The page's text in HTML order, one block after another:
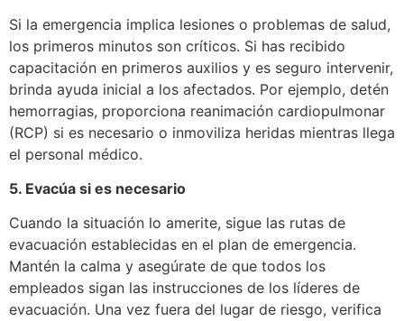
Si la emergencia implica lesiones o problemas de salud,
los primeros minutos son críticos. Si has recibido
capacitación en primeros auxilios y es seguro intervenir,
brinda ayuda inicial a los afectados. Por ejemplo, detén
hemorragias, proporciona reanimación cardiopulmonar
(RCP) si es necesario o inmoviliza heridas mientras llega
el personal médico.
5. Evacúa si es necesario
Cuando la situación lo amerite, sigue las rutas de
evacuación establecidas en el plan de emergencia.
Mantén la calma y asegúrate de que todos los
empleados sigan las instrucciones de los líderes de
evacuación. Una vez fuera del lugar de riesgo, verifica